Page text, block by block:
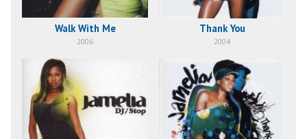
Walk With Me
2006
Thank You
2004